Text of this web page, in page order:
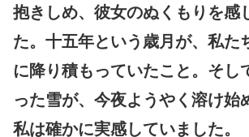
抱きしめ、彼女のぬくもりを感
た。十五年という歳月が、私た
に降り積もっていたこと。そし
った雪が、今夜ようやく溶け始
私は確かに実感していました。